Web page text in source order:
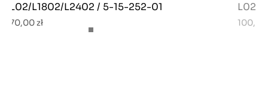
L02/L1802/L2402 / 5-15-252-01
70,00 zł
L02/
100,00